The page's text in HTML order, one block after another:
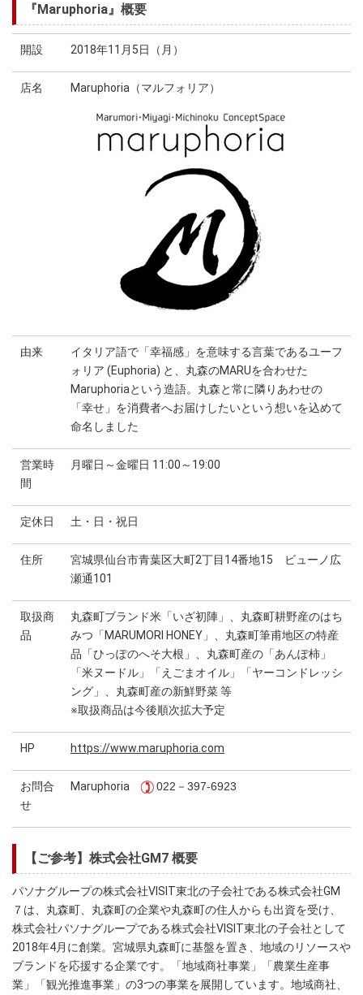
『Maruphoria』概要
開設 2018年11月5日（月）
店名 Maruphoria（マルフォリア）
由来
イタリア語で「幸福感」を意味する言葉であるユーフ
ォリア (Euphoria) と、丸森のMARUを合わせた
Maruphoriaという造語。丸森と常に隣りあわせの
「幸せ」を消費者へお届けしたいという想いを込めて
命名しました
営業時
間
月曜日～金曜日 11:00～19:00
定休日 土・日・祝日
住所
宮城県仙台市青葉区大町2丁目14番地15 ビューノ広
瀬通101
取扱商
品
丸森町ブランド米「いざ初陣」、丸森町耕野産のはち
みつ「MARUMORI HONEY」、丸森町筆甫地区の特産
品「ひっぽのへそ大根」、丸森町産の「あんぽ柿」
「米ヌードル」「えごまオイル」「ヤーコンドレッシ
ング」、丸森町産の新鮮野菜 等
※取扱商品は今後順次拡大予定
HP https://www.maruphoria.com
お問合
せ
Maruphoria 022－397-6923
【ご参考】株式会社GM7 概要
パソナグループの株式会社VISIT東北の子会社である株式会社GM
７は、丸森町、丸森町の企業や丸森町の住人からも出資を受け、
株式会社パソナグループである株式会社VISIT東北の子会社として
2018年4月に創業。宮城県丸森町に基盤を置き、地域のリソースや
ブランドを応援する企業です。「地域商社事業」「農業生産事
業」「観光推進事業」の3つの事業を展開しています。地域商社、